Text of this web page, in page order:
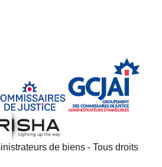
de biens - Tous droits